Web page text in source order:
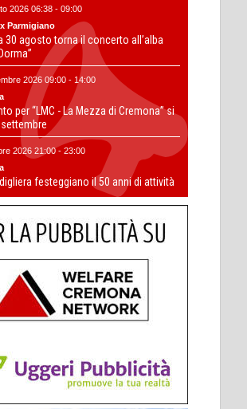
2026 06:38 - 09:00
Parmigiano
30 agosto torna il concerto all’alba
2026 09:00 - 14:00
per “LMC - La Mezza di Cremona” si
2026 21:00 - 23:00
festeggiano il 50 anni di attività